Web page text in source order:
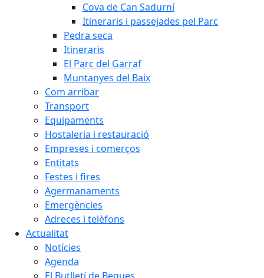
Cova de Can Sadurní
Itineraris i passejades pel Parc
Pedra seca
Itineraris
El Parc del Garraf
Muntanyes del Baix
Com arribar
Transport
Equipaments
Hostaleria i restauració
Empreses i comerços
Entitats
Festes i fires
Agermanaments
Emergències
Adreces i telèfons
Actualitat
Notícies
Agenda